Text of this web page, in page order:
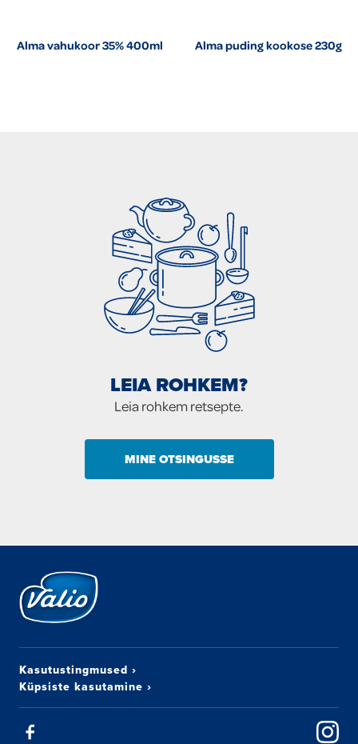
Alma vahukoor 35% 400ml Alma puding kookose 230g
LEIA ROHKEM?
Leia rohkem retsepte.
MINE OTSINGUSSE
Kasutustingmused ›
Küpsiste kasutamine ›